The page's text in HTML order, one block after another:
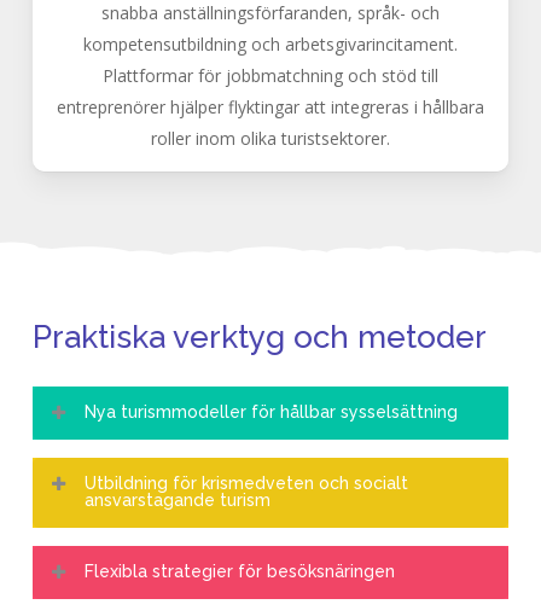
snabba anställningsförfaranden, språk- och
kompetensutbildning och arbetsgivarincitament.
Plattformar för jobbmatchning och stöd till
entreprenörer hjälper flyktingar att integreras i hållbara
roller inom olika turistsektorer.
Praktiska verktyg och metoder
Nya turismmodeller för hållbar sysselsättning
turistsektorn används ett mångfacetterat och
inkluderande tillvägagångssätt. En nyckelstrategi är att
diversifiera turismmodellerna genom att stödja
Utbildning för krismedveten och socialt
ansvarstagande turism
turismpersonalen kunskaper om empati, kulturell
Flexibla strategier för besöksnäringen